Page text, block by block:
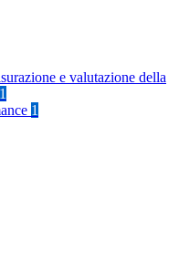
e valutazione della
1
1